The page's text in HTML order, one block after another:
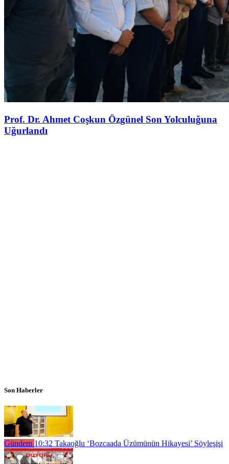
Prof. Dr. Ahmet Coşkun Özgünel Son Yolculuğuna
Uğurlandı
Son Haberler
Gündem 10:32 Takaoğlu ‘Bozcaada Üzümünün Hikayesi’ Söyleşişi